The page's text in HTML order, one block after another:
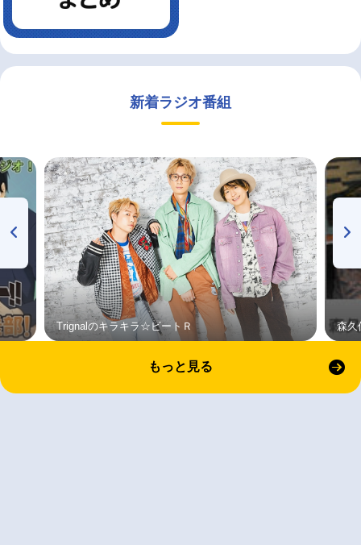
新着ラジオ番組
Trignalのキラキラ☆ビートＲ 森久
もっと見る